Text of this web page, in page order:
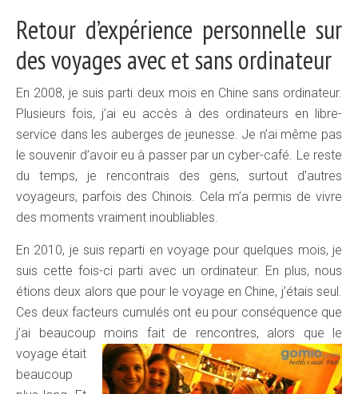
Retour d’expérience personnelle sur
des voyages avec et sans ordinateur
En 2008, je suis parti deux mois en Chine sans ordinateur.
Plusieurs fois, j’ai eu accès à des ordinateurs en libre-
service dans les auberges de jeunesse. Je n’ai même pas
le souvenir d’avoir eu à passer par un cyber-café. Le reste
du temps, je rencontrais des gens, surtout d’autres
voyageurs, parfois des Chinois. Cela m’a permis de vivre
des moments vraiment inoubliables.
En 2010, je suis reparti en voyage pour quelques mois, je
suis cette fois-ci parti avec un ordinateur. En plus, nous
étions deux alors que pour le voyage en Chine, j’étais seul.
Ces deux facteurs cumulés ont eu pour conséquence que
j’ai beaucoup moins faitde rencontres, alors que le
voyage était
beaucoup